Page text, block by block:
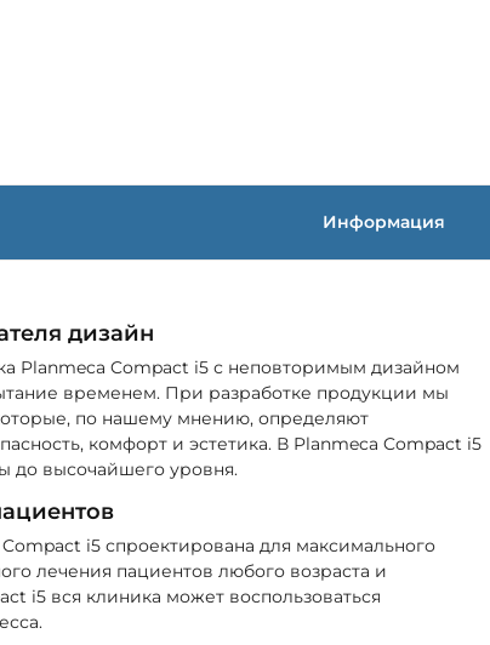
Информация
дизайн
Planmeca Compact i5 с неповторимым дизайном
временем. При разработке продукции мы
по нашему мнению, определяют
комфорт и эстетика. В Planmeca Compact i5
до высочайшего уровня.
i5 спроектирована для максимального
лечения пациентов любого возраста и
i5 вся клиника может воспользоваться